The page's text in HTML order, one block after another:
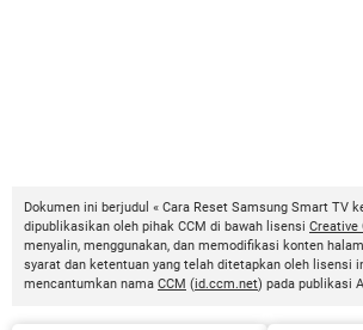
Dokumen ini berjudul « Cara Reset Samsung Smart TV
dipublikasikan oleh pihak CCM di bawah lisensi Creative
menyalin, menggunakan, dan memodifikasi konten
syarat dan ketentuan yang telah ditetapkan oleh lisensi
mencantumkan nama CCM (id.ccm.net) pada publikasi